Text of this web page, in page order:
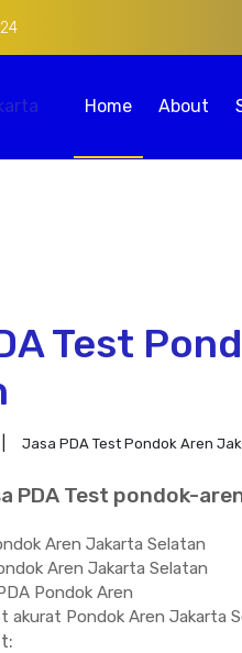
Home About
Test
Jasa PDA Test Pondok Aren
PDA Test pondok-
Aren Jakarta Selatan
Aren Jakarta Selatan
Pondok Aren
akurat Pondok Aren Jakarta